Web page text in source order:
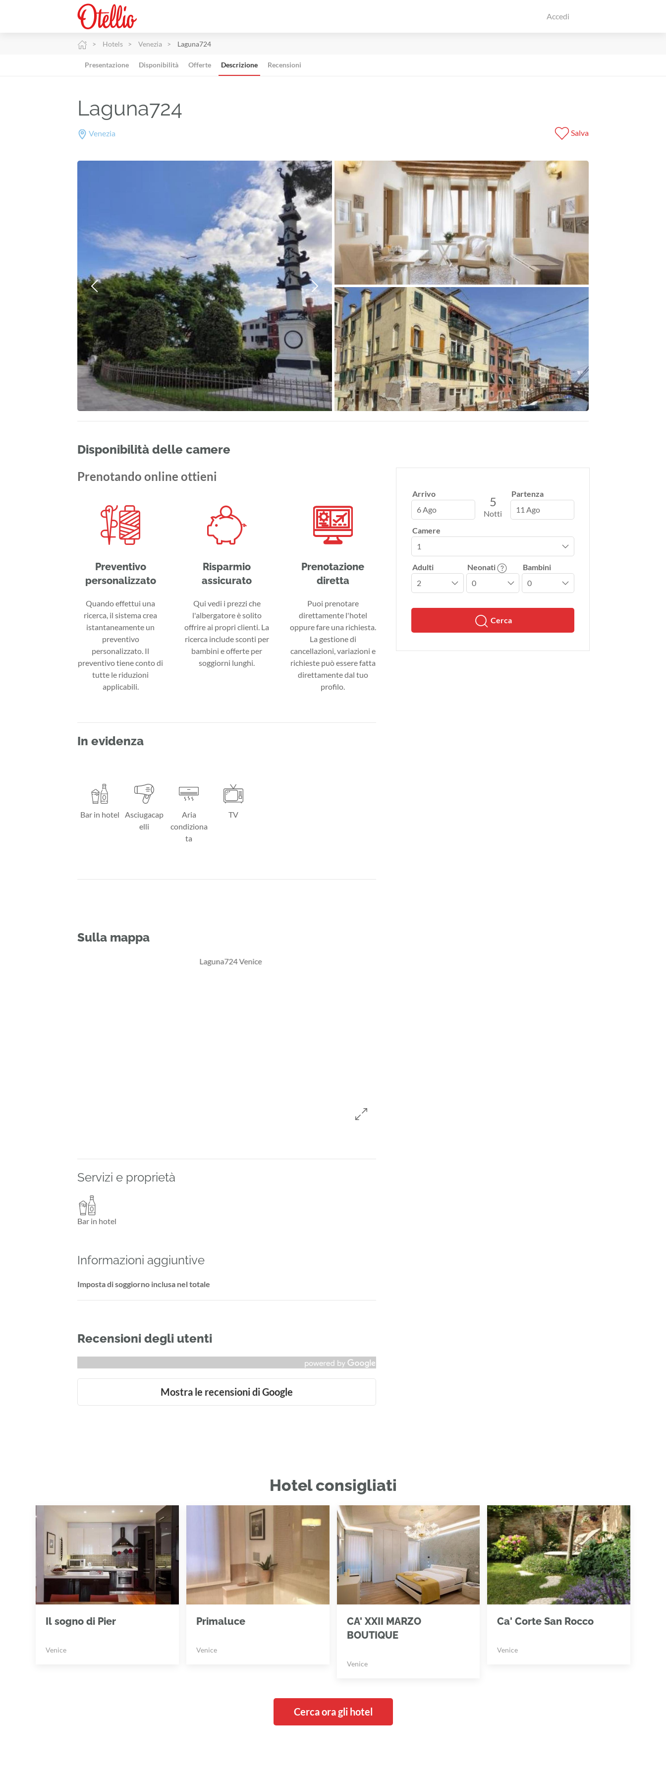
Accedi
Hotels Venezia Laguna724
Presentazione Disponibilità Offerte Descrizione Recensioni
Laguna724
Venezia Salva
Disponibilità delle camere
Arrivo
6 Ago
5
Notti
Partenza
11 Ago
Camere
Adulti Neonati Bambini
Cerca
Prenotando online ottieni
Preventivo
personalizzato
Quando effettui una
ricerca, il sistema crea
istantaneamente un
preventivo
personalizzato. Il
preventivo tiene conto di
tutte le riduzioni
applicabili.
Risparmio
assicurato
Qui vedi i prezzi che
l'albergatore è solito
offrire ai propri clienti. La
ricerca include sconti per
bambini e offerte per
soggiorni lunghi.
Prenotazione
diretta
Puoi prenotare
direttamente l'hotel
oppure fare una richiesta.
La gestione di
cancellazioni, variazioni e
richieste può essere fatta
direttamente dal tuo
profilo.
In evidenza
Bar in hotel
Asciugacap
elli
Aria
condiziona
ta
TV
Sulla mappa
Servizi e proprietà
Bar in hotel
Informazioni aggiuntive
Imposta di soggiorno inclusa nel totale
Recensioni degli utenti
Mostra le recensioni di Google
Hotel consigliati
Il sogno di Pier
Venice
Primaluce
Venice
CA' XXII MARZO
BOUTIQUE
Venice
Ca' Corte San Rocco
Venice
Cerca ora gli hotel